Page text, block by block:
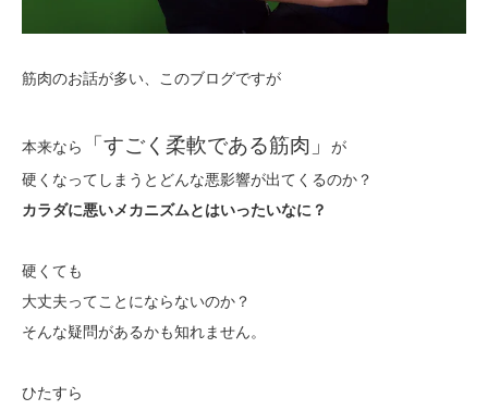
筋肉のお話が多い、このブログですが
本来なら 「すごく柔軟である筋肉」 が
硬くなってしまうとどんな悪影響が出てくるのか？
カラダに悪いメカニズムとはいったいなに？
硬くても
大丈夫ってことにならないのか？
そんな疑問があるかも知れません。
ひたすら